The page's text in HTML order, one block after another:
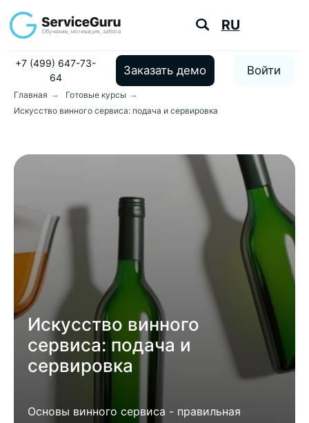
Главная → Готовые курсы →
Искусство винного сервиса: подача и сервировка
Искусство винного
сервиса: подача и
сервировка
Основы винного сервиса - правильная